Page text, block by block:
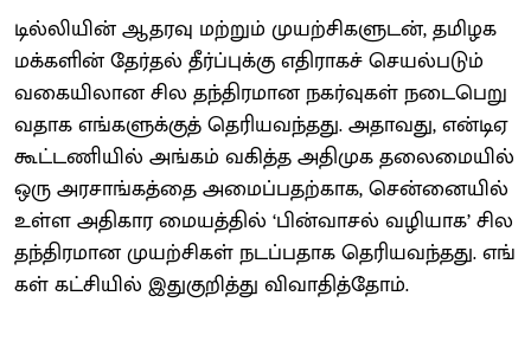
டில்​லி​யின் ஆதரவு மற்​றும் முயற்​சிகளு​டன், தமிழக
மக்​களின் தேர்​தல் தீர்ப்​புக்கு எதி​ராகச் செயல்​படும்
வகையி​லான சில தந்திர​மான நகர்​வு​கள் நடை​பெறு​
வ​தாக எங்​களுக்​குத் தெரியவந்​தது. அதாவது, என்டிஏ
கூட்​ட​ணி​யில் அங்​கம் வகித்த அதி​முக தலை​மை​யில்
ஒரு அரசாங்​கத்தை அமைப்​ப​தற்காக, சென்​னை​யில்
உள்ள அதி​கார மையத்​தில் ‘பின்​வாசல் வழி​யாக’ சில
தந்​திர​மான முயற்​சிகள் நடப்​ப​தாக தெரிய​வந்​தது. எங்​
கள் கட்​சி​யில் இதுகுறித்து விவா​தித்​தோம்.